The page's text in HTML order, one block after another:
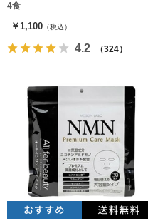
4食
￥1,100 （税込）
4.2 （324）